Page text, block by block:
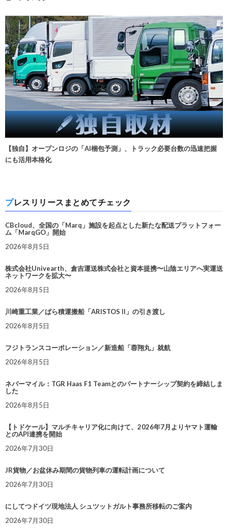
【独自】オープンロジの「AI梱包予測」、トラック必要台数の迅速把握
にも活用本格化
プレスリリースまとめてチェック
CBcloud、全国の「Marq」施設を起点とした新たな配送プラットフォー
ム「MarqGO」開始
2026年8月5日
株式会社Univearth、倉吉運送株式会社と資本提携〜山陰エリアへ実運送
ネットワークを拡大〜
2026年8月5日
川崎重工業／ばら積運搬船「ARISTOS II」の引き渡し
2026年8月5日
フジトランスコーポレーション／新造船「蓉翔丸」就航
2026年8月5日
ネバーマイル：TGR Haas F1 Teamとのパートナーシップ契約を締結しま
した
2026年8月5日
【トドケール】マルチキャリア化に向けて、2026年7月よりヤマト運輸
とのAPI連携を開始
2026年7月30日
JR貨物／お盆休み期間の貨物列車の運転計画について
2026年7月30日
にしてつドイツ現地法人 シュツットガルト事務所移転のご案内
2026年7月30日